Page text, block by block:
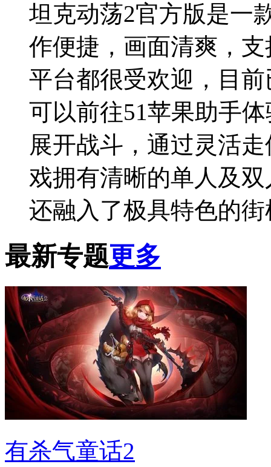
坦克动荡2官方版是一
作便捷，画面清爽，
平台都很受欢迎，目
可以前往51苹果助手
展开战斗，通过灵活
戏拥有清晰的单人及
还融入了极具特色的
最新专题更多
有杀气童话2